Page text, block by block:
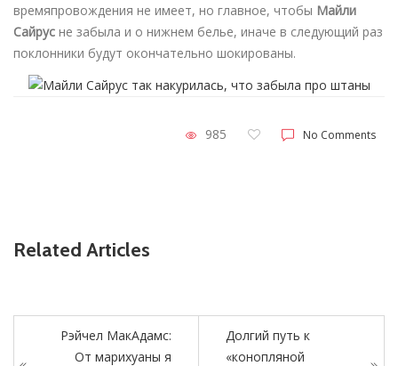
времяпровождения не имеет, но главное, чтобы Майли
Сайрус не забыла и о нижнем белье, иначе в следующий раз
поклонники будут окончательно шокированы.
985 No Comments
Related Articles
Рэйчел МакАдамс:
От марихуаны я
Долгий путь к
«конопляной